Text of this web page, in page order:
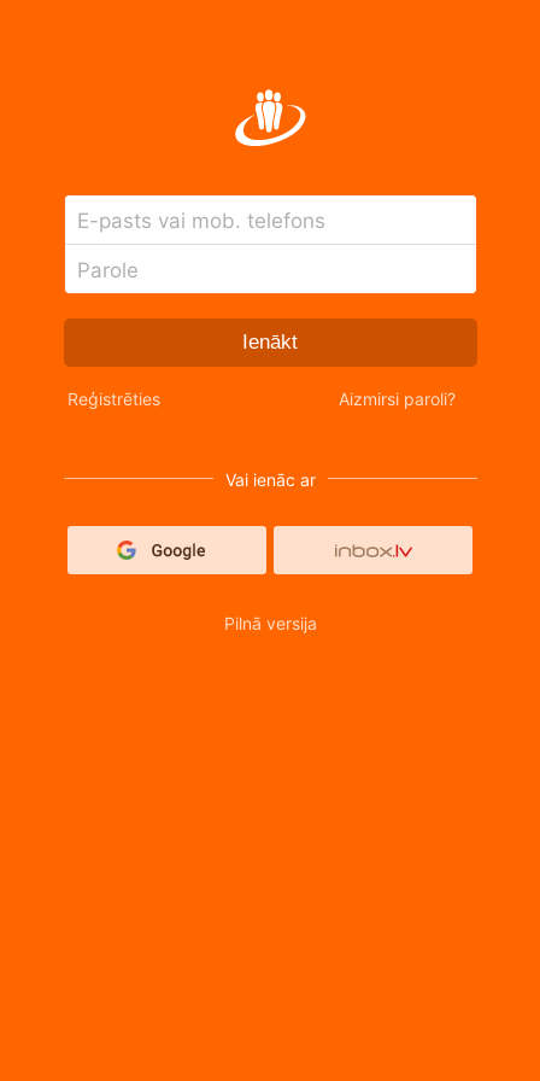
E-pasts vai mob. telefons
Parole
Ienākt
Reģistrēties Aizmirsi paroli?
Vai ienāc ar
Pilnā versija